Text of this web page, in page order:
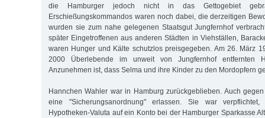
die Hamburger jedoch nicht in das Gettogebiet
Erschießungskommandos waren noch dabei, die derzeitigen
wurden sie zum nahe gelegenen Staatsgut Jungfernhof
später Eingetroffenen aus anderen Städten in Viehställen,
waren Hunger und Kälte schutzlos preisgegeben. Am 26. März
2000 Überlebende im unweit von Jungfernhof entfernten
Anzunehmen ist, dass Selma und ihre Kinder zu den Mordopfern
Hannchen Wahler war in Hamburg zurückgeblieben. Auch
eine "Sicherungsanordnung" erlassen. Sie war
Hypotheken-Valuta auf ein Konto bei der Hamburger Sparkasse